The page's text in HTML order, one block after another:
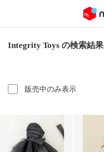
Integrity Toys の検索結果
販売中のみ表示